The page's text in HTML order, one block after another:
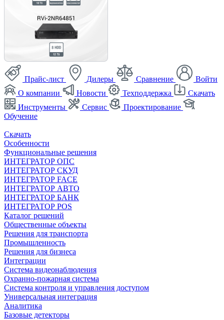
Прайс-лист Дилеры Сравнение
Войти
О компании
Новости Техподдержка
Скачать
Инструменты
Сервис
Проектирование
Обучение
Скачать
Особенности
Функциональные решения
ИНТЕГРАТОР ОПС
ИНТЕГРАТОР СКУД
ИНТЕГРАТОР FACE
ИНТЕГРАТОР АВТО
ИНТЕГРАТОР БАНК
ИНТЕГРАТОР POS
Каталог решений
Общественные объекты
Решения для транспорта
Промышленность
Решения для бизнеса
Интеграции
Система видеонаблюдения
Охранно-пожарная система
Система контроля и управления доступом
Универсальная интеграция
Аналитика
Базовые детекторы